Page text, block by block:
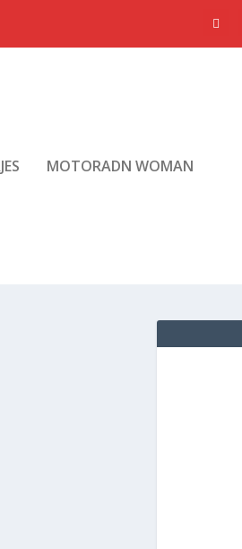
MOTORADN WOMAN